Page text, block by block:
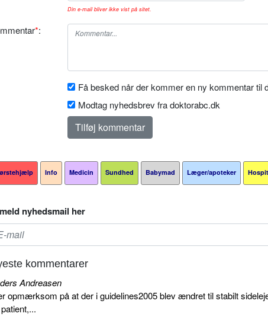
Din e-mail bliver ikke vist på sitet.
*:
Få besked når der kommer en ny kommentar til
Modtag nyhedsbrev fra doktorabc.dk
Info Medicin Sundhed Babymad Læger/apoteker
nyhedsmail her
kommentarer
Andreasen
opmærksom på at der i guidelines2005 blev ændret til stabilt